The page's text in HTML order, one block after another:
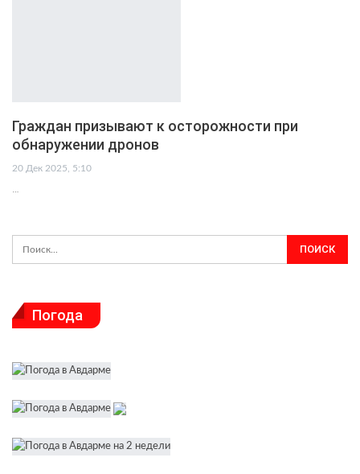
Граждан призывают к осторожности при
обнаружении дронов
20 Дек 2025, 5:10
Погода